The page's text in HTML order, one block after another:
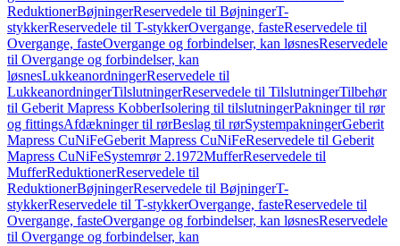
ReduktionerBøjningerReservedele til BøjningerT-
stykkerReservedele til T-stykkerOvergange, fasteReservedele til
Overgange, fasteOvergange og forbindelser, kan løsnesReservedele
til Overgange og forbindelser, kan
løsnesLukkeanordningerReservedele til
LukkeanordningerTilslutningerReservedele til TilslutningerTilbehør
til Geberit Mapress KobberIsolering til tilslutningerPakninger til rør
og fittingsAfdækninger til rørBeslag til rørSystempakningerGeberit
Mapress CuNiFeGeberit Mapress CuNiFeReservedele til Geberit
Mapress CuNiFeSystemrør 2.1972MufferReservedele til
MufferReduktionerReservedele til
ReduktionerBøjningerReservedele til BøjningerT-
stykkerReservedele til T-stykkerOvergange, fasteReservedele til
Overgange, fasteOvergange og forbindelser, kan løsnesReservedele
til Overgange og forbindelser, kan